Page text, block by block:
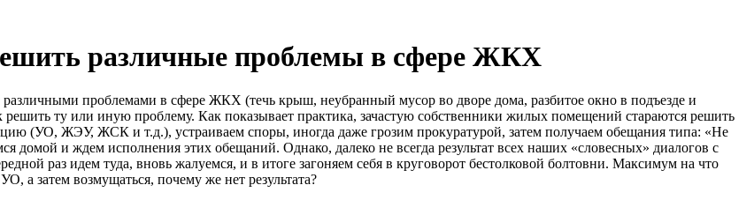
различные проблемы в сфере ЖКХ
различными проблемами в сфере ЖКХ (течь крыш, неубранный мусор во дворе дома, разбитое окно в подъезде и
решить ту или иную проблему. Как показывает практика, зачастую собственники жилых помещений стараются решить
(УО, ЖЭУ, ЖСК и т.д.), устраиваем споры, иногда даже грозим прокуратурой, затем получаем обещания типа: «Не
домой и ждем исполнения этих обещаний. Однако, далеко не всегда результат всех наших «словесных» диалогов с
раз идем туда, вновь жалуемся, и в итоге загоняем себя в круговорот бестолковой болтовни. Максимум на что
а затем возмущаться, почему же нет результата?